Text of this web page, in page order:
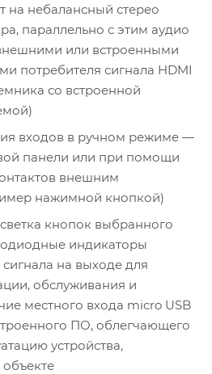
на небалансный стерео
параллельно с этим аудио
или встроенными
потребителя сигнала HDMI
со встроенной
входов в ручном режиме —
панели или при помощи
внешним
нажимной кнопкой)
кнопок выбранного
индикаторы
на выходе для
обслуживания и
местного входа micro USB
ПО, облегчающего
устройства,